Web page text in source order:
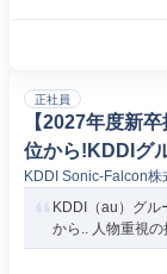
正社員
【2027年度新
位から!KDDIグ
KDDI Sonic-Falcon株
KDDI（au）グル
から.. 人物重視の